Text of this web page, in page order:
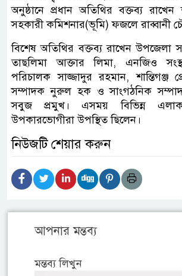
অনুষ্ঠানে প্রধান অতিথির বক্তব্য রাখেন
সহকারী কমিশনার(ভূমি) ফজলে রাব্বানী
বিশেষ অতিথির বক্তব্য রাখেন উপজেলা
তাছলিমা আক্তার লিমা, এনজিও
পরিচালক সাজ্জাদুর রহমান, শান্তিগঞ্জ
সম্পাদক নুরুল হক ও সাংগঠনিক
সবুজ প্রমুখ। এসময় বিভিন্ন
উপকারভোগীরা উপস্থিত ছিলেন।
নিউজটি শেয়ার করুন
আপনার মন্তব্য
মন্তব্য লিখুন